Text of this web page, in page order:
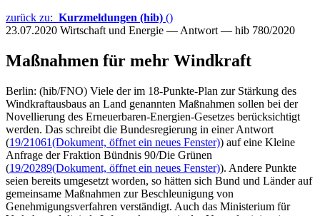
zurück zu: Kurzmeldungen (hib) ()
23.07.2020 Wirtschaft und Energie — Antwort — hib 780/2020
Maßnahmen für mehr Windkraft
Berlin: (hib/FNO) Viele der im 18-Punkte-Plan zur Stärkung des
Windkraftausbaus an Land genannten Maßnahmen sollen bei der
Novellierung des Erneuerbaren-Energien-Gesetzes berücksichtigt
werden. Das schreibt die Bundesregierung in einer Antwort
(19/21061(Dokument, öffnet ein neues Fenster)) auf eine Kleine
Anfrage der Fraktion Bündnis 90/Die Grünen
(19/20289(Dokument, öffnet ein neues Fenster)). Andere Punkte
seien bereits umgesetzt worden, so hätten sich Bund und Länder auf
gemeinsame Maßnahmen zur Beschleunigung von
Genehmigungsverfahren verständigt. Auch das Ministerium für